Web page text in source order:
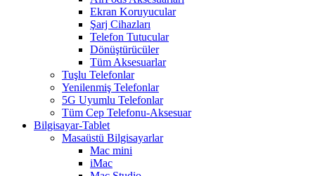
Ekran Koruyucular
Şarj Cihazları
Telefon Tutucular
Dönüştürücüler
Tüm Aksesuarlar
Tuşlu Telefonlar
Yenilenmiş Telefonlar
5G Uyumlu Telefonlar
Tüm Cep Telefonu-Aksesuar
Bilgisayar-Tablet
Masaüstü Bilgisayarlar
Mac mini
iMac